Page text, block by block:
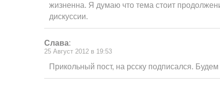
жизненна. Я думаю что тема стоит
дискуссии.
Слава:
25 Август 2012 в 19:53
Прикольный пост, на рсску подписался. Будем